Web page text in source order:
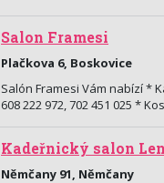
Salon Framesi
Plačkova 6, Boskovice
Salón Framesi Vám nabízí *
608 222 972, 702 451 025 *
Kadeřnický salon
Němčany 91, Němčany